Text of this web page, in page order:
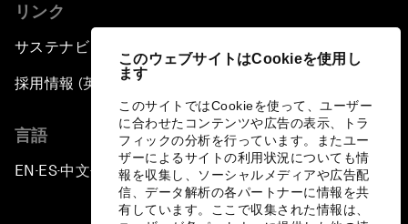
このウェブサイトはCookieを使用し
ます
このサイトではCookieを使って、ユーザー
に合わせたコンテンツや広告の表示、トラ
フィックの分析を行っています。またユー
ザーによるサイトの利用状況についても情
報を収集し、ソーシャルメディアや広告配
信、データ解析の各パートナーに情報を共
有しています。ここで収集された情報は、
リンク
サステナビリティへの取り組み
採用情報 (英語のみ)
言語
EN ▪ES▪中文▪ 日本語